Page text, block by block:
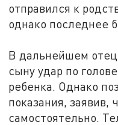
отправился к
однако последнее
В дальнейшем отец
сыну удар по
ребенка. Однако
показания, заявив,
самостоятельно.